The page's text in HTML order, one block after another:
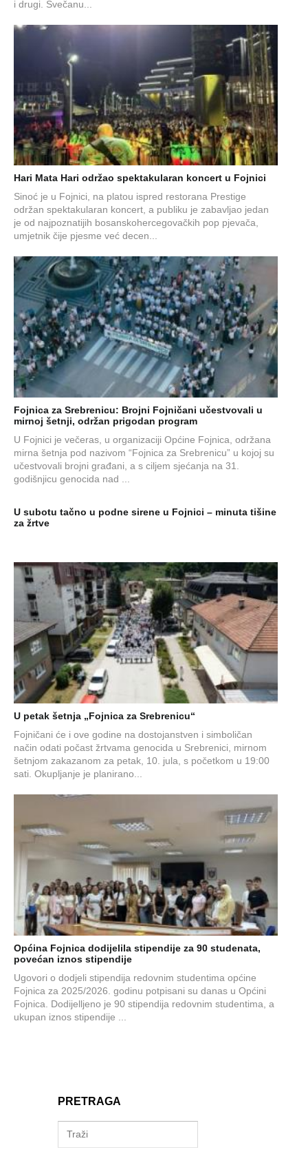
i drugi. Svečanu...
Hari Mata Hari održao spektakularan koncert u Fojnici
Sinoć je u Fojnici, na platou ispred restorana Prestige
održan spektakularan koncert, a publiku je zabavljao jedan
je od najpoznatijih bosanskohercegovačkih pop pjevača,
umjetnik čije pjesme već decen...
Fojnica za Srebrenicu: Brojni Fojničani učestvovali u
mirnoj šetnji, održan prigodan program
U Fojnici je večeras, u organizaciji Općine Fojnica, održana
mirna šetnja pod nazivom “Fojnica za Srebrenicu” u kojoj su
učestvovali brojni građani, a s ciljem sjećanja na 31.
godišnjicu genocida nad ...
U subotu tačno u podne sirene u Fojnici – minuta tišine
za žrtve
U petak šetnja „Fojnica za Srebrenicu“
Fojničani će i ove godine na dostojanstven i simboličan
način odati počast žrtvama genocida u Srebrenici, mirnom
šetnjom zakazanom za petak, 10. jula, s početkom u 19:00
sati. Okupljanje je planirano...
Općina Fojnica dodijelila stipendije za 90 studenata,
povećan iznos stipendije
Ugovori o dodjeli stipendija redovnim studentima općine
Fojnica za 2025/2026. godinu potpisani su danas u Općini
Fojnica. Dodijelljeno je 90 stipendija redovnim studentima, a
ukupan iznos stipendije ...
PRETRAGA